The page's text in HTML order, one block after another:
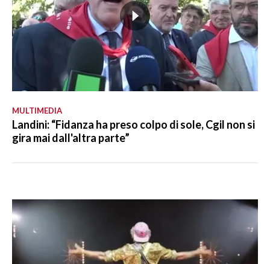
MULTIMEDIA
Landini: “Fidanza ha preso colpo di sole, Cgil non si
gira mai dall'altra parte”